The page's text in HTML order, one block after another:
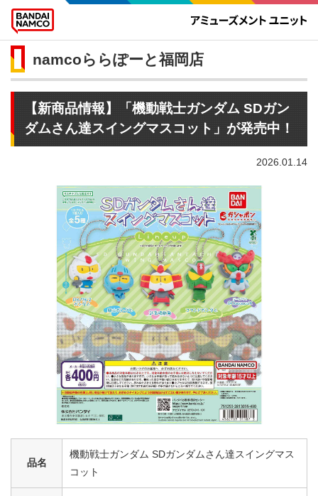
namcoららぽーと福岡店
【新商品情報】「機動戦士ガンダム SDガン
ダムさん達スイングマスコット」が発売中！
2026.01.14
品名
機動戦士ガンダム SDガンダムさん達スイングマス
コット